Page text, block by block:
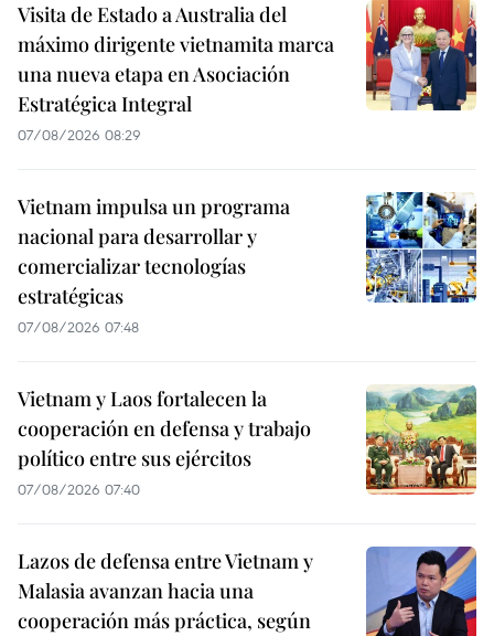
Visita de Estado a Australia del
máximo dirigente vietnamita marca
una nueva etapa en Asociación
Estratégica Integral
07/08/2026 08:29
Vietnam impulsa un programa
nacional para desarrollar y
comercializar tecnologías
estratégicas
07/08/2026 07:48
Vietnam y Laos fortalecen la
cooperación en defensa y trabajo
político entre sus ejércitos
07/08/2026 07:40
Lazos de defensa entre Vietnam y
Malasia avanzan hacia una
cooperación más práctica, según